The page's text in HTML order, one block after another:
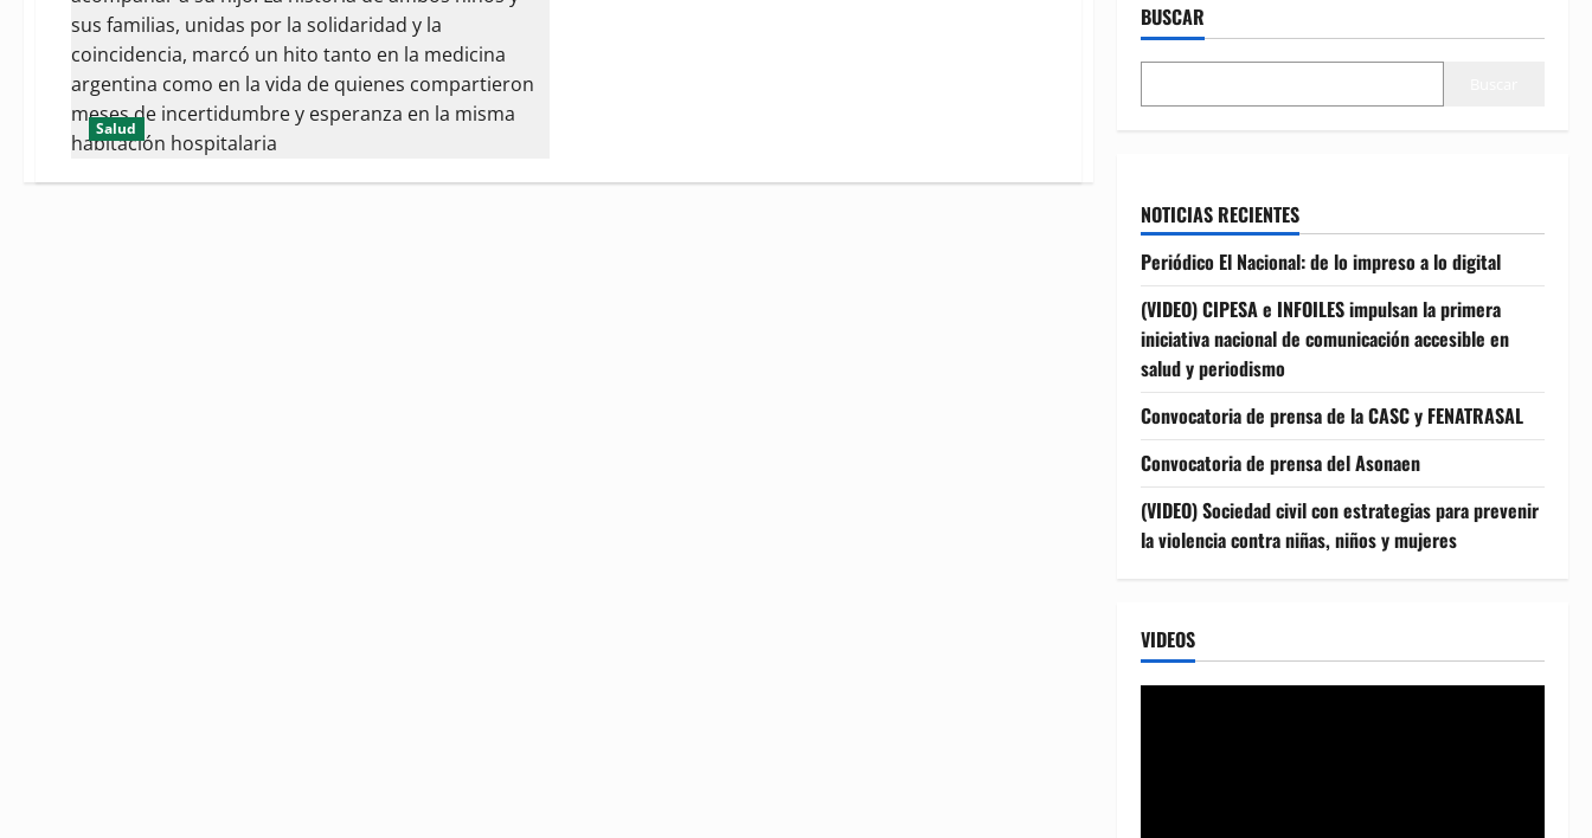
Salud
BUSCAR
NOTICIAS RECIENTES
Periódico El Nacional: de lo impreso a lo digital
(VIDEO) CIPESA e INFOILES impulsan la primera
iniciativa nacional de comunicación accesible en
salud y periodismo
Convocatoria de prensa de la CASC y FENATRASAL
Convocatoria de prensa del Asonaen
(VIDEO) Sociedad civil con estrategias para prevenir
la violencia contra niñas, niños y mujeres
VIDEOS